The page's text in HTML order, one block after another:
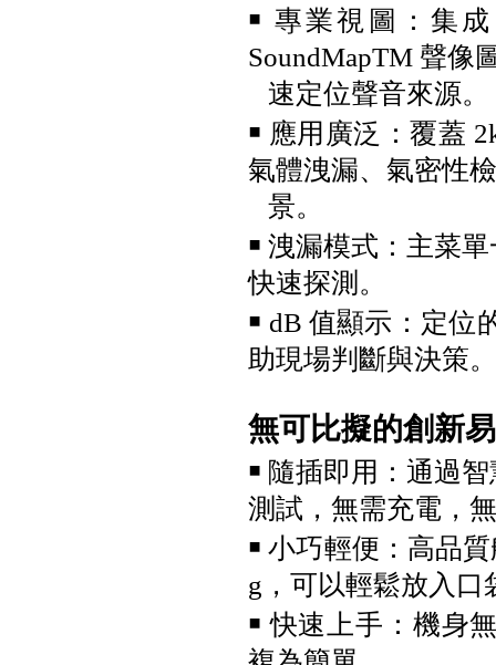
￭ 專業視圖：集
SoundMapTM 聲像
速定位聲音來源。
￭ 應用廣泛：覆蓋
氣體洩漏、氣密性
景。
￭ 洩漏模式：主菜
快速探測。
￭ dB 值顯示：定位
助現場判斷與決策。
無可比擬的創新
￭ 隨插即用：通過
測試，無需充電，
￭ 小巧輕便：高品
g，可以輕鬆放入口
￭ 快速上手：機身